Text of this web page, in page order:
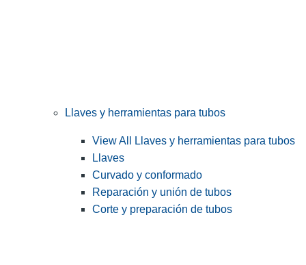
Llaves y herramientas para tubos
View All Llaves y herramientas para tubos
Llaves
Curvado y conformado
Reparación y unión de tubos
Corte y preparación de tubos